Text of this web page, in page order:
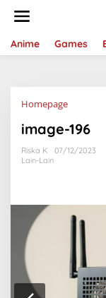
Anime Games
HomepageLampiran
image-196
Riska K
07/12/2023
Lain-Lain